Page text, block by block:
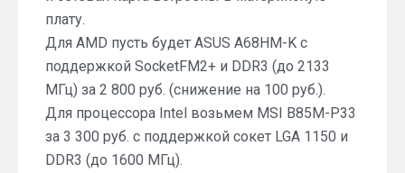
плату.
Для AMD пусть будет ASUS A68HM-K с
поддержкой SocketFM2+ и DDR3 (до 2133
МГц) за 2 800 руб. (снижение на 100 руб.).
Для процессора Intel возьмем MSI B85M-P33
за 3 300 руб. c поддержкой сокет LGA 1150 и
DDR3 (до 1600 МГц).